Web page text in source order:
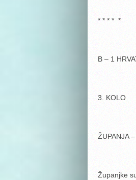
* * * * *
B – 1
3. KOLO
ŽUPANJA
Županjke